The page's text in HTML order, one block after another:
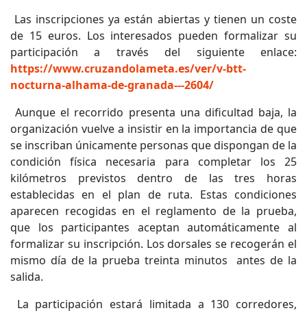
Las inscripciones ya están abiertas y tienen un coste
de 15 euros. Los interesados pueden formalizar su
participación a través del siguiente enlace:
https://www.cruzandolameta.es/ver/v-btt-
nocturna-alhama-de-granada---2604/
Aunque el recorrido presenta una dificultad baja, la
organización vuelve a insistir en la importancia de que
se inscriban únicamente personas que dispongan de la
condición física necesaria para completar los 25
kilómetros previstos dentro de las tres horas
establecidas en el plan de ruta. Estas condiciones
aparecen recogidas en el reglamento de la prueba,
que los participantes aceptan automáticamente al
formalizar su inscripción. Los dorsales se recogerán el
mismo día de la prueba treinta minutos antes de la
salida.
La participación estará limitada a 130 corredores,